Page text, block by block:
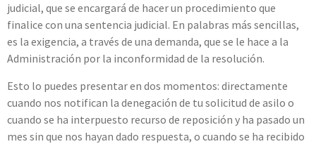
judicial, que se encargará de hacer un procedimiento que
finalice con una sentencia judicial. En palabras más sencillas,
es la exigencia, a través de una demanda, que se le hace a la
Administración por la inconformidad de la resolución.
Esto lo puedes presentar en dos momentos: directamente
cuando nos notifican la denegación de tu solicitud de asilo o
cuando se ha interpuesto recurso de reposición y ha pasado un
mes sin que nos hayan dado respuesta, o cuando se ha recibido